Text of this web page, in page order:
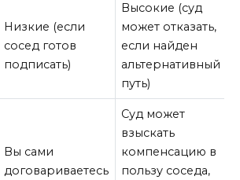
Низкие (если
сосед готов
подписать)
Высокие (суд
может отказать,
если найден
альтернативный
путь)
Вы сами
договариваетесь
Суд может
взыскать
компенсацию в
пользу соседа,